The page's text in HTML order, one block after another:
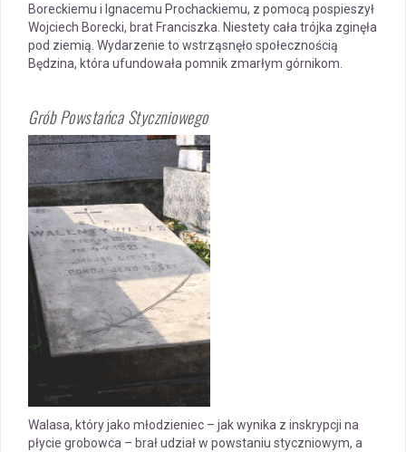
Boreckiemu i Ignacemu Prochackiemu, z pomocą pospieszył
Wojciech Borecki, brat Franciszka. Niestety cała trójka zginęła
pod ziemią. Wydarzenie to wstrząsnęło społecznością
Będzina, która ufundowała pomnik zmarłym górnikom.
Grób Powstańca Styczniowego
Walasa, który jako młodzieniec – jak wynika z inskrypcji na
płycie grobowca – brał udział w powstaniu styczniowym, a